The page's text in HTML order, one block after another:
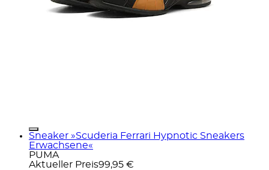
Sneaker »Scuderia Ferrari Hypnotic Sneakers
Erwachsene«
PUMA
Aktueller Preis99,95 €